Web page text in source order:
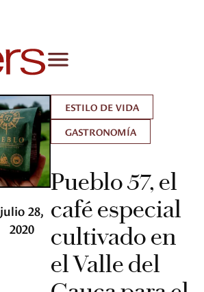
julio 28,
2020
ESTILO DE VIDA
GASTRONOMÍA
Pueblo 57, el
café especial
cultivado en
el Valle del